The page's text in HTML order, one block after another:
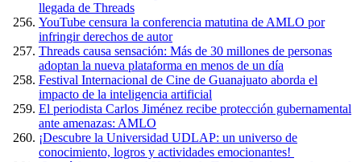
llegada de Threads
YouTube censura la conferencia matutina de AMLO por
infringir derechos de autor
Threads causa sensación: Más de 30 millones de personas
adoptan la nueva plataforma en menos de un día
Festival Internacional de Cine de Guanajuato aborda el
impacto de la inteligencia artificial
El periodista Carlos Jiménez recibe protección gubernamental
ante amenazas: AMLO
¡Descubre la Universidad UDLAP: un universo de
conocimiento, logros y actividades emocionantes!